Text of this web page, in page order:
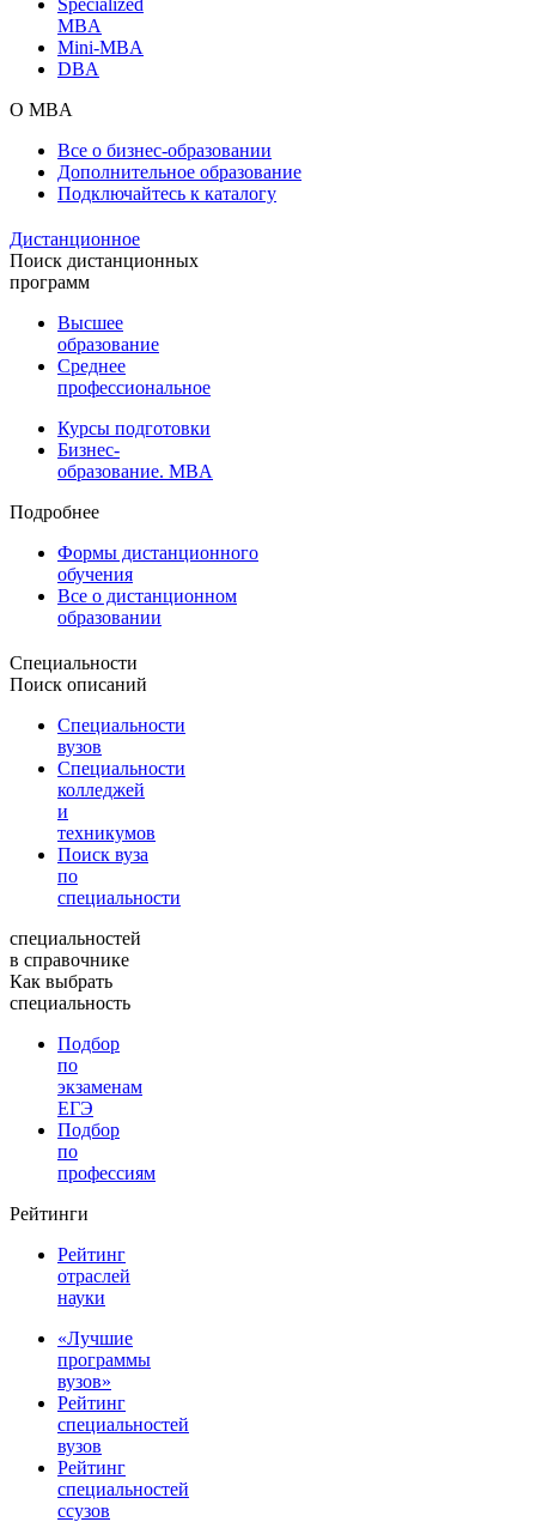
MBA
Mini-MBA
DBA
О MBA
Все о бизнес-образовании
Дополнительное образование
Подключайтесь к каталогу
Дистанционное
Поиск дистанционных
программ
Высшее
образование
Среднее
профессиональное
Курсы подготовки
Бизнес-
образование. MBA
Подробнее
Формы дистанционного
обучения
Все о дистанционном
образовании
Специальности
Поиск описаний
Специальности
вузов
Специальности
колледжей
и
техникумов
Поиск вуза
по
специальности
специальностей
в справочнике
Как выбрать
специальность
Подбор
по
экзаменам
ЕГЭ
Подбор
по
профессиям
Рейтинги
Рейтинг
отраслей
науки
«Лучшие
программы
вузов»
Рейтинг
специальностей
вузов
Рейтинг
специальностей
ссузов